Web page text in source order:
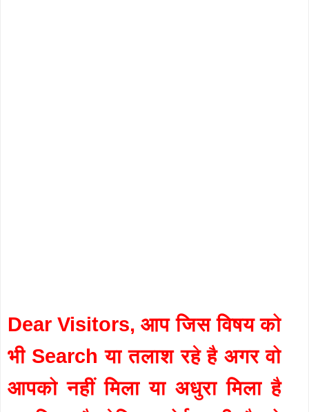
Dear Visitors, आप जिस विषय को
भी Search या तलाश रहे है अगर वो
आपको नहीं मिला या अधुरा मिला है